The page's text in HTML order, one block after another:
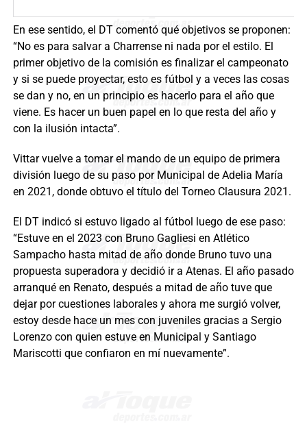
En ese sentido, el DT comentó qué objetivos se proponen:
“No es para salvar a Charrense ni nada por el estilo. El
primer objetivo de la comisión es finalizar el campeonato
y si se puede proyectar, esto es fútbol y a veces las cosas
se dan y no, en un principio es hacerlo para el año que
viene. Es hacer un buen papel en lo que resta del año y
con la ilusión intacta”.
Vittar vuelve a tomar el mando de un equipo de primera
división luego de su paso por Municipal de Adelia María
en 2021, donde obtuvo el título del Torneo Clausura 2021.
El DT indicó si estuvo ligado al fútbol luego de ese paso:
“Estuve en el 2023 con Bruno Gagliesi en Atlético
Sampacho hasta mitad de año donde Bruno tuvo una
propuesta superadora y decidió ir a Atenas. El año pasado
arranqué en Renato, después a mitad de año tuve que
dejar por cuestiones laborales y ahora me surgió volver,
estoy desde hace un mes con juveniles gracias a Sergio
Lorenzo con quien estuve en Municipal y Santiago
Mariscotti que confiaron en mí nuevamente”.